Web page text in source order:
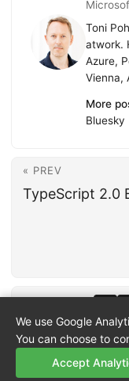
Toni
atwork.
Azure,
Vienna,
More
Bluesky
« PREV
TypeScript 2.0
We use Google
You can choose to
Accept